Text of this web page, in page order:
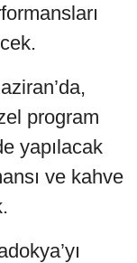
program
yapılacak
ve kahve